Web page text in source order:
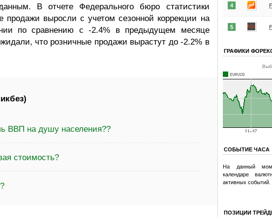
В отчете Федерального бюро статистики
продажи выросли с учетом сезонной коррекции на
по сравнению с -2.4% в предыдущем месяце
что розничные продажи вырастут до -2.2% в
ВВП на душу населения??
стоимость?
4
5
ГРАФИКИ
СОБЫТИЕ ЧАСА
На данный
календаре
активных событий.
ПОЗИЦИИ